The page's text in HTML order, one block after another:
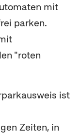
mit
parken.
"roten
ist
Zeiten, in